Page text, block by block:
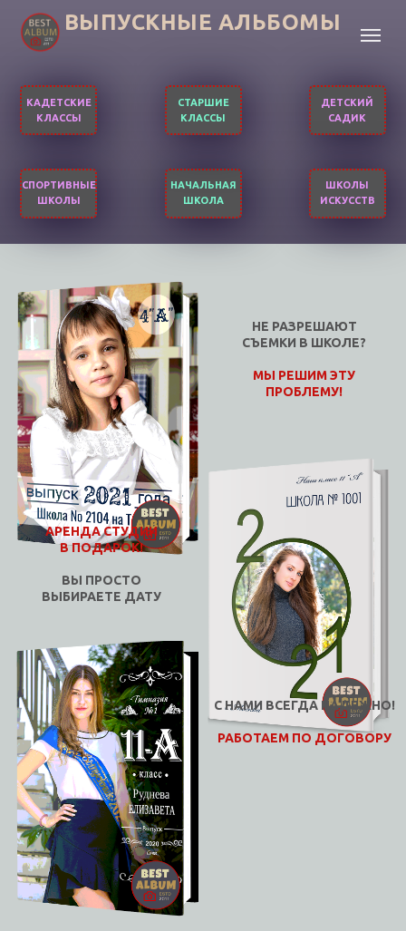
ВЫПУСКНЫЕ АЛЬБОМЫ
НАЧАЛЬНАЯ
ШКОЛА
КАДЕТСКИЕ
КЛАССЫ
ДЕТСКИЙ
САДИК
СТАРШИЕ
КЛАССЫ
СПОРТИВНЫЕ
ШКОЛЫ
ШКОЛЫ
ИСКУССТВ
НЕ РАЗРЕШАЮТ
СЪЕМКИ В ШКОЛЕ?
МЫ РЕШИМ ЭТУ
ПРОБЛЕМУ!
АРЕНДА СТУДИИ
В ПОДАРОК!
ВЫ ПРОСТО
ВЫБИРАEТЕ ДАТУ
С НАМИ ВСЕГДА НАДЕЖНО!
РАБОТАЕМ ПО ДОГОВОРУ